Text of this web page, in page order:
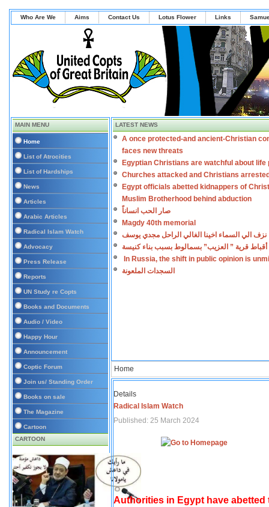
Who Are We Aims Contact Us Lotus Flower Links
MAIN MENU
Home
List of Atrocities
List of Hardships
News
Articles
Arabic Articles
Radical Islam Watch
Advocacy
Press Release
Reports
UN Study re Copts
Books and Documents
Audio / Video
Happy Hour
Announcement
Coptic Forum
Join us/ Standing Order
Books on sale
The Magazine
Cartoon
CARTOON
LATEST NEWS
A once protected-and ancient-Christian
faces new threats
Egyptian Christians are watchful about life
Churches attacked and Christians
Egypt officials abetted kidnappers of
Muslim Brotherhood behind abduction
صار الحب انساناً
Magdy 40th memorial
نزف الي السماء اخينا الغالي الراحل مجدي يوسف
أقباط قرية ” العزيب” بسمالوط بسبب بناء كنيسة
In Russia, the shift in public opinion is
السجدات الملعونة
Home
Details
Radical Islam Watch
Published: 25 March 2024
Authorities in Egypt have